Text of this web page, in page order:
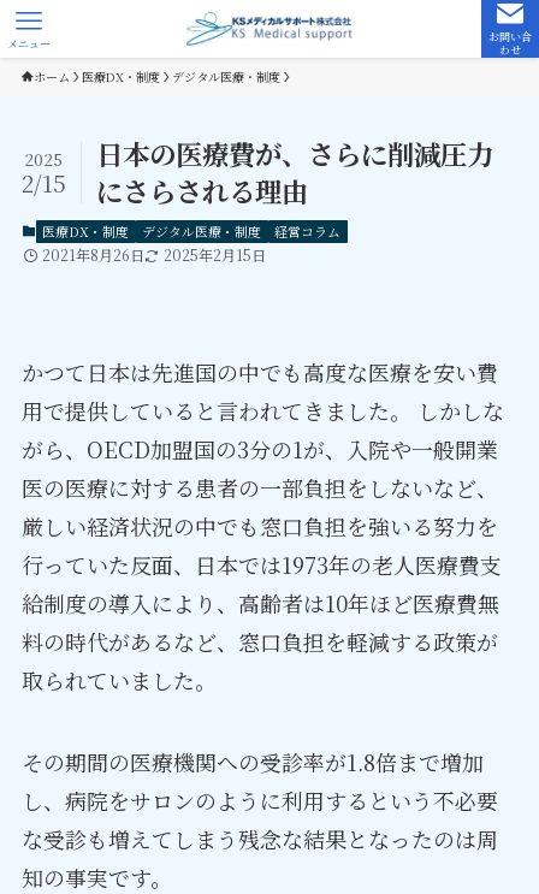
お問い合
わせ
メニュー
ホーム 医療DX・制度 デジタル医療・制度
日本の医療費が、さらに削減圧力
にさらされる理由
2025
2/15
医療DX・制度 デジタル医療・制度 経営コラム
2021年8月26日 2025年2月15日
かつて日本は先進国の中でも高度な医療を安い費
用で提供していると言われてきました。 しかしな
がら、OECD加盟国の3分の1が、入院や一般開業
医の医療に対する患者の一部負担をしないなど、
厳しい経済状況の中でも窓口負担を強いる努力を
行っていた反面、日本では1973年の老人医療費支
給制度の導入により、高齢者は10年ほど医療費無
料の時代があるなど、窓口負担を軽減する政策が
取られていました。
その期間の医療機関への受診率が1.8倍まで増加
し、病院をサロンのように利用するという不必要
な受診も増えてしまう残念な結果となったのは周
知の事実です。